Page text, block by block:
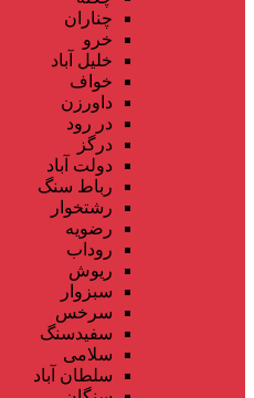
چناران
خرو
خلیل آباد
خواف
داورزن
در رود
درگز
دولت آباد
رباط سنگ
رشتخوار
رضویه
روداب
ریوش
سبزوار
سرخس
سفیدسنگ
سلامی
سلطان آباد